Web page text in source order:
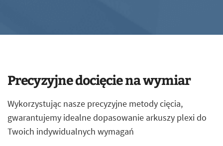
Precyzyjne docięcie na wymiar
Wykorzystując nasze precyzyjne metody cięcia,
gwarantujemy idealne dopasowanie arkuszy plexi do
Twoich indywidualnych wymagań